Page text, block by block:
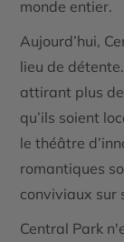
monde entier.
Aujourd’hui,
lieu de
attirant plus
qu’ils soient
le théâtre
romantiques
conviviaux sur
Central Park